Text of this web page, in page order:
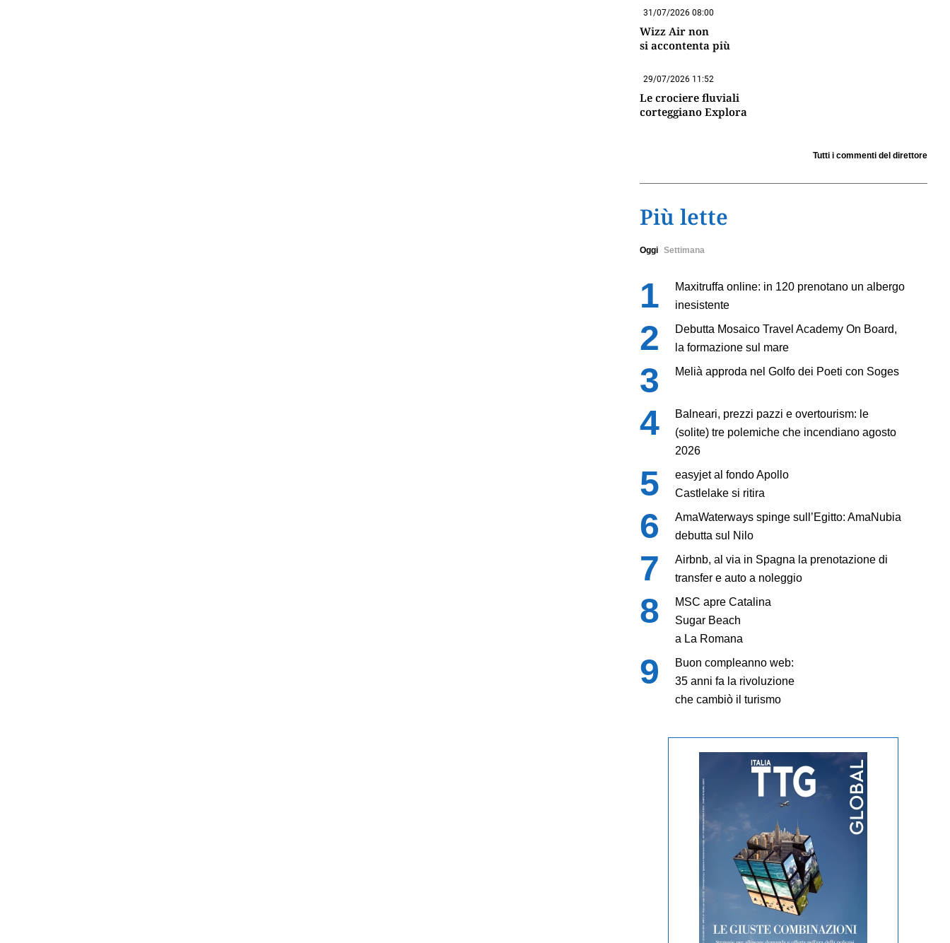
31/07/2026 08:00
Wizz Air non
si accontenta più
29/07/2026 11:52
Le crociere fluviali
corteggiano Explora
Tutti i commenti del direttore
Più lette
Oggi Settimana
Maxitruffa online: in 120 prenotano un albergo
inesistente
Debutta Mosaico Travel Academy On Board,
la formazione sul mare
Melià approda nel Golfo dei Poeti con Soges
Balneari, prezzi pazzi e overtourism: le
(solite) tre polemiche che incendiano agosto
2026
easyjet al fondo Apollo
Castlelake si ritira
AmaWaterways spinge sull’Egitto: AmaNubia
debutta sul Nilo
Airbnb, al via in Spagna la prenotazione di
transfer e auto a noleggio
MSC apre Catalina
Sugar Beach
a La Romana
Buon compleanno web:
35 anni fa la rivoluzione
che cambiò il turismo